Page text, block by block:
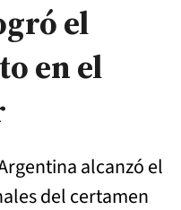
el
en el
alcanzó el
del certamen